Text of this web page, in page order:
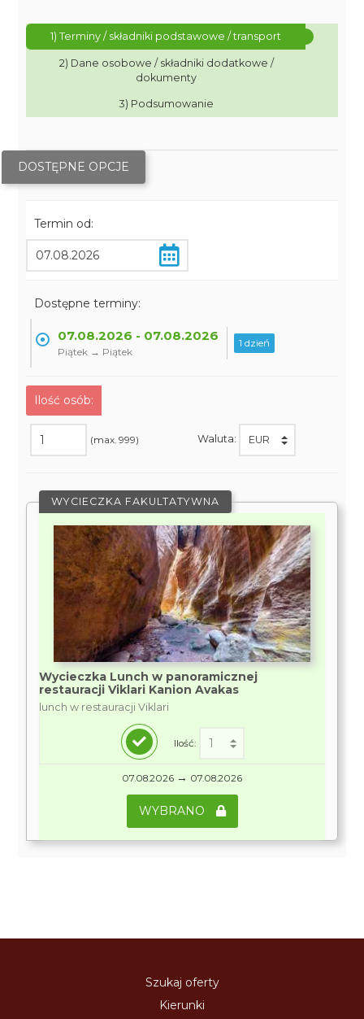
1) Terminy / składniki podstawowe / transport
2) Dane osobowe / składniki dodatkowe /
dokumenty
3) Podsumowanie
DOSTĘPNE OPCJE
Termin od:
Dostępne terminy:
07.08.2026 - 07.08.2026
Piątek → Piątek
1 dzień
Ilość osób:
(max. 999) Waluta:
WYCIECZKA FAKULTATYWNA
Wycieczka Lunch w panoramicznej
restauracji Viklari Kanion Avakas
lunch w restauracji Viklari
Ilość:
07.08.2026 → 07.08.2026
WYBRANO
Szukaj oferty
Kierunki